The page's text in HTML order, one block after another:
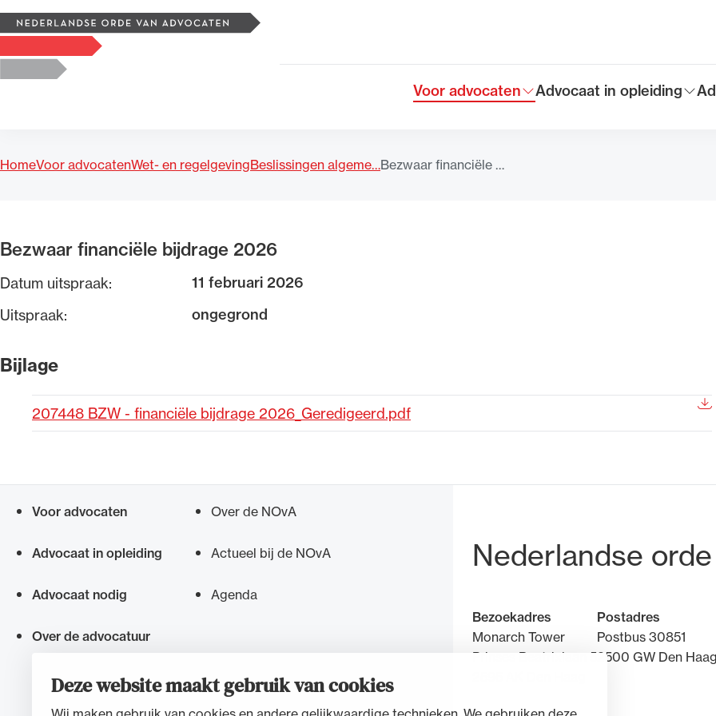
Deze website maakt gebruik van cookies
Logo, to the homepage
Toon submenu voor
Voor advocaten
Toon submenu voor
Advocaat in opleiding
HomeVoor advocatenWet- en regelgevingBeslissingen algeme…Bezwaar financiële …
Bezwaar financiële bijdrage 2026
Datum uitspraak: 11 februari 2026
Uitspraak: ongegrond
Bijlage
207448 BZW - financiële bijdrage 2026_Geredigeerd.pdf
Voor advocaten
Advocaat in opleiding
Advocaat nodig
Over de advocatuur
Over de NOvA
Actueel bij de NOvA
Agenda
Bezoek- en
Nederlandse
Bezoekadres
Monarch Tower
Prinses Beatrixlaan 5
Postadres
Postbus 30851
2500 GW Den Haag
Zoeken
Uitgelicht
Alle wet- en regelgeving voor de advocatuur. Van de
Advocatenwet tot de Verordening op de advocatuur
(Voda) en de Regeling op de advocatuur (Roda).
Ondersteuning voor
beroepsuitoefening: